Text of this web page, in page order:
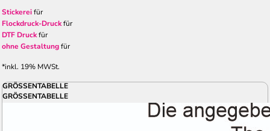
Stickereifür
Flockdruck-Druckfür
DTF Druckfür
ohne Gestaltungfür
*inkl. 19% MWSt.
GRÖSSENTABELLE
GRÖSSENTABELLE